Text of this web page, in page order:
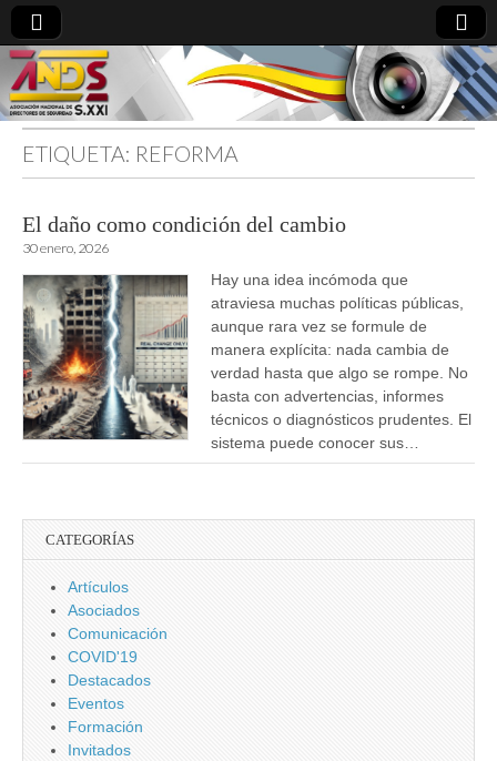
directoresdeseguridad.es
ETIQUETA: REFORMA
El daño como condición del cambio
30 enero, 2026
Hay una idea incómoda que
atraviesa muchas políticas públicas,
aunque rara vez se formule de
manera explícita: nada cambia de
verdad hasta que algo se rompe. No
basta con advertencias, informes
técnicos o diagnósticos prudentes. El
sistema puede conocer sus…
CATEGORÍAS
Artículos
Asociados
Comunicación
COVID'19
Destacados
Eventos
Formación
Invitados